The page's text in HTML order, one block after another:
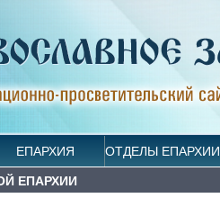
ЕПАРХИЯ ОТДЕЛЫ ЕПАРХИИ
ЕПАРХИИ